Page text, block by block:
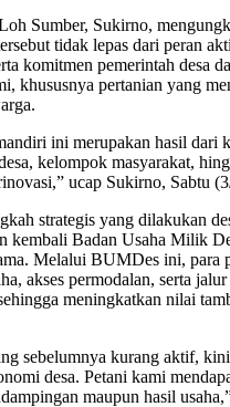
Sumber, Sukirno,
tidak lepas dari peran
komitmen pemerintah desa
khususnya pertanian yang
ini merupakan hasil dari
kelompok masyarakat,
ucap Sukirno, Sabtu
strategis yang dilakukan
kembali Badan Usaha Milik
Melalui BUMDes ini, para
akses permodalan, serta
meningkatkan nilai
sebelumnya kurang aktif,
desa. Petani kami
maupun hasil